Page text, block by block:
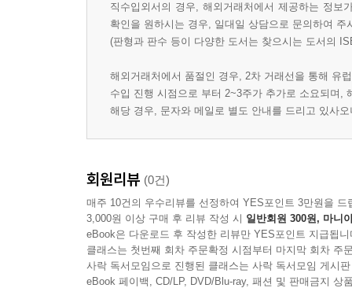
직수입외서의 경우, 해외거래처에서 제공하는 정
확인을 원하시는 경우, 일대일 상담으로 문의하여 주
(판형과 판수 등이 다양한 도서는 찾으시는 도서의
해외거래처에서 품절인 경우, 2차 거래선을 통해 유
수입 진행 시점으로 부터 2~3주가 추가로 소요되며,
해당 경우, 문자와 메일로 별도 안내를 드리고 있사
회원리뷰 (0건)
매주 10건의 우수리뷰를 선정하여 YES포인트 3만원을 드
3,000원 이상 구매 후 리뷰 작성 시 일반회원 300원, 마니
eBook은 다운로드 후 작성한 리뷰만 YES포인트 지급됩니
클래스는 첫번째 회차 주문확정 시점부터 마지막 회차 주
사락 독서모임으로 진행된 클래스는 사락 독서모임 게시
eBook 페이백, CD/LP, DVD/Blu-ray, 패션 및 판매금지 상